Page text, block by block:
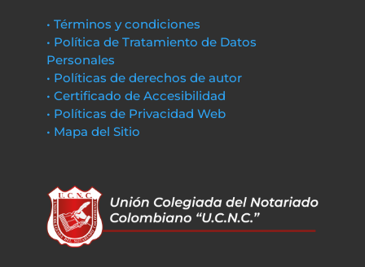
• Términos y condiciones
• Política de Tratamiento de Datos
Personales
• Políticas de derechos de autor
• Certificado de Accesibilidad
• Políticas de Privacidad Web
• Mapa del Sitio